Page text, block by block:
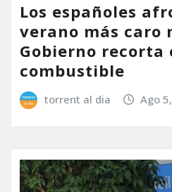
Los españoles
verano más caro
Gobierno recorta
combustible
torrent al dia Ago